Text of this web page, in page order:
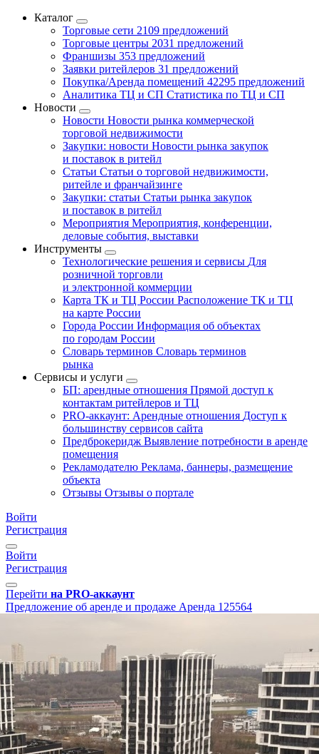
Каталог
Торговые сети 2109 предложений
Торговые центры 2031 предложений
Франшизы 353 предложений
Заявки ритейлеров 31 предложений
Покупка/Аренда помещений 42295 предложений
Аналитика ТЦ и СП Статистика по ТЦ и СП
Новости
Новости Новости рынка коммерческой
торговой недвижимости
Закупки: новости Новости рынка закупок
и поставок в ритейл
Статьи Статьи о торговой недвижимости,
ритейле и франчайзинге
Закупки: статьи Статьи рынка закупок
и поставок в ритейл
Мероприятия Мероприятия, конференции,
деловые события, выставки
Инструменты
Технологические решения и сервисы Для
розничной торговли
и электронной коммерции
Карта ТК и ТЦ России Расположение ТК и ТЦ
на карте России
Города России Информация об объектах
по городам России
Словарь терминов Словарь терминов
рынка
Сервисы и услуги
БП: арендные отношения Прямой доступ к
контактам ритейлеров и ТЦ
PRO-аккаунт: Арендные отношения Доступ к
большинству сервисов сайта
Предброкеридж Выявление потребности в аренде
помещения
Рекламодателю Реклама, баннеры, размещение
объекта
Отзывы Отзывы о портале
Войти
Регистрация
Войти
Регистрация
Перейти на PRO-аккаунт
Предложение об аренде и продаже Аренда 125564